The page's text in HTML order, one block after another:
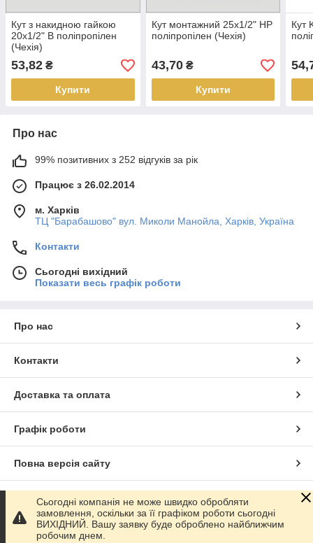
Кут з накидною гайкою
20х1/2" В поліпропілен
(Чехія)
53,82 ₴
Купити
Кут монтажний 25х1/2" НР
поліпропілен (Чехія)
43,70₴
Купити
Кут
Про нас
99% позитивних з 252 відгуків за рік
Працює з 26.02.2014
м. Харків
ТЦ "Барабашово" вул. Миколи Манойла, Харків, Україна
Контакти
Сьогодні вихідний
Показати весь графік роботи
Про нас
Контакти
Доставка та оплата
Графік роботи
Повна версія сайту
Сайт створено на маркетплейсі Prom.ua
Політика конфіденційності
Сьогодні компанія не може швидко обробляти
замовлення, оскільки за її графіком роботи сьогодні
ВИХІДНИЙ. Вашу заявку буде оброблено найближчим
робочим днем.